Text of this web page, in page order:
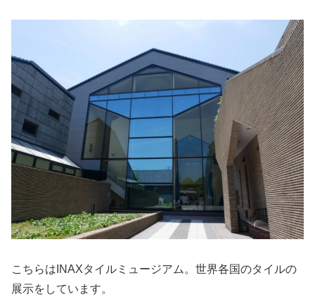
こちらはINAXタイルミュージアム。世界各国のタイルの
展示をしています。